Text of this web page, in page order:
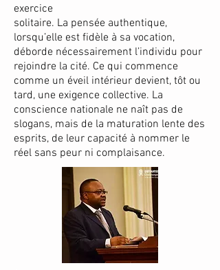
exercice
solitaire. La pensée authentique,
lorsqu’elle est fidèle à sa vocation,
déborde nécessairement l’individu pour
rejoindre la cité. Ce qui commence
comme un éveil intérieur devient, tôt ou
tard, une exigence collective. La
conscience nationale ne naît pas de
slogans, mais de la maturation lente des
esprits, de leur capacité à nommer le
réel sans peur ni complaisance.